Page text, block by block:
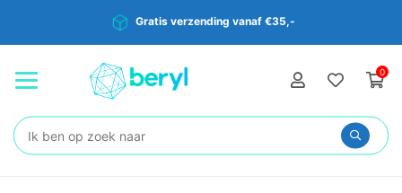
Gratis verzending vanaf €35,-
0
Zoeken: